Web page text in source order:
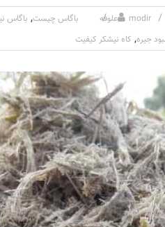
modir علوفه باگاس چیست, باگاس
جیره, کاه نیشکر کیفیت